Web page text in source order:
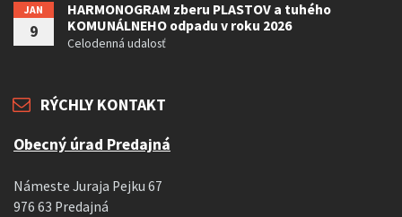
JAN
9
HARMONOGRAM zberu PLASTOV a tuhého
KOMUNÁLNEHO odpadu v roku 2026
Celodenná udalosť
RÝCHLY KONTAKT
Obecný úrad Predajná
Námeste Juraja Pejku 67
976 63 Predajná